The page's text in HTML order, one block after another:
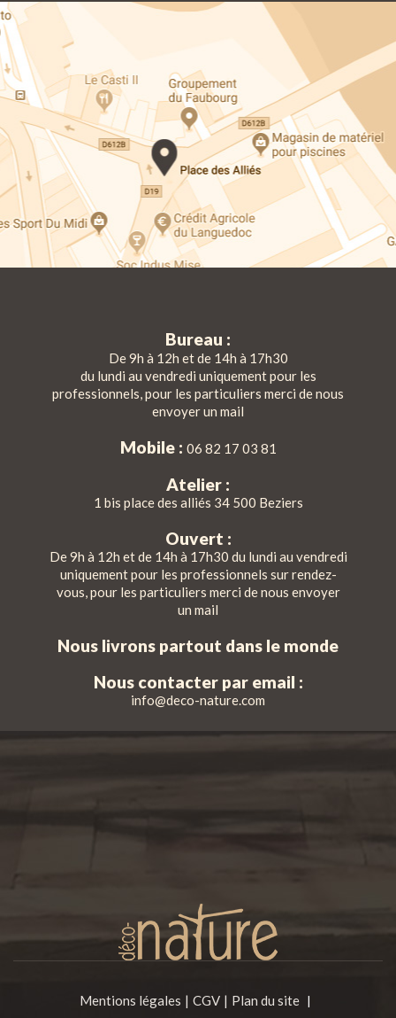
Bureau :
De 9h à 12h et de 14h à 17h30
du lundi au vendredi uniquement pour les
professionnels, pour les particuliers merci de nous
envoyer un mail
Mobile : 06 82 17 03 81
Atelier :
1 bis place des alliés 34 500 Beziers
Ouvert :
De 9h à 12h et de 14h à 17h30 du lundi au vendredi
uniquement pour les professionnels sur rendez-
vous, pour les particuliers merci de nous envoyer
un mail
Nous livrons partout dans le monde
Nous contacter par email :
info@deco-nature.com
Mentions légales CGV Plan du site |